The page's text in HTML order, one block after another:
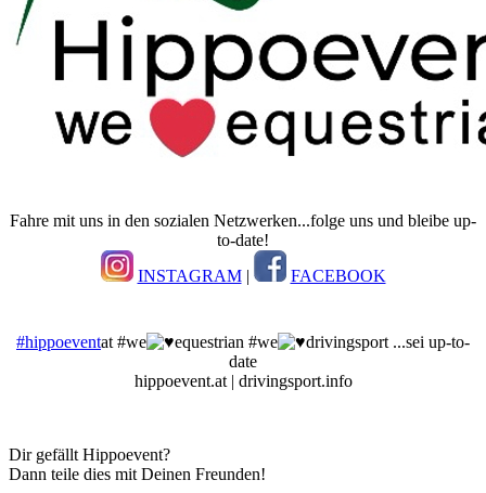
Fahre mit uns in den sozialen Netzwerken...folge uns und bleibe up-
to-date!
INSTAGRAM| FACEBOOK
#hippoeventat #we equestrian #we
drivingsport ...sei up-to-
date
hippoevent.at | drivingsport.info
Dir gefällt Hippoevent?
Dann teile dies mit Deinen Freunden!